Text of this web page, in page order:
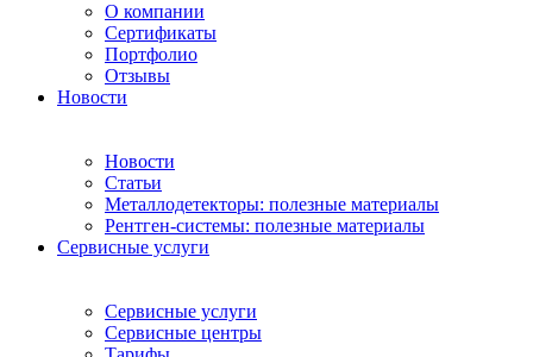
О компании
Сертификаты
Портфолио
Отзывы
Новости
Новости
Статьи
Металлодетекторы: полезные материалы
Рентген-системы: полезные материалы
Сервисные услуги
Сервисные услуги
Сервисные центры